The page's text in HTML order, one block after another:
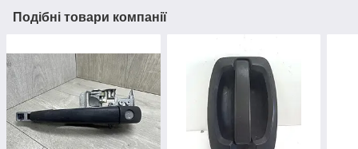
Подібні товари компанії